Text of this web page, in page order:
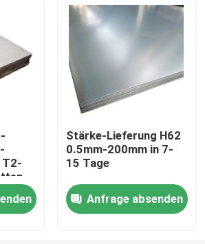
in Verbindung
Platte
T2-
Stärke-Lieferung H62
0.5mm-200mm in 7-
15 Tage
Anfrage absenden